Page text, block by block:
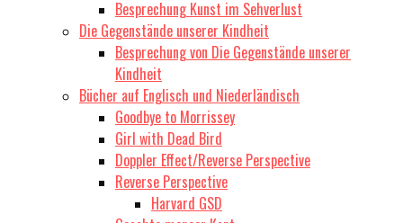
Besprechung Kunst im Sehverlust
Die Gegenstände unserer Kindheit
Besprechung von Die Gegenstände unserer
Kindheit
Bücher auf Englisch und Niederländisch
Goodbye to Morrissey
Girl with Dead Bird
Doppler Effect/Reverse Perspective
Reverse Perspective
Harvard GSD